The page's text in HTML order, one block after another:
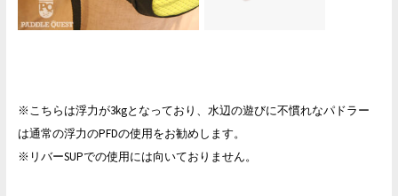
※こちらは浮力が3kgとなっており、水辺の遊びに不慣れなパドラー
は通常の浮力のPFDの使用をお勧めします。
※リバーSUPでの使用には向いておりません。